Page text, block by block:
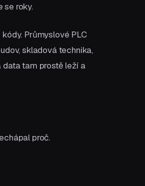
se roky.
Průmyslové PLC
skladová technika,
data tam prostě leží a
proč.